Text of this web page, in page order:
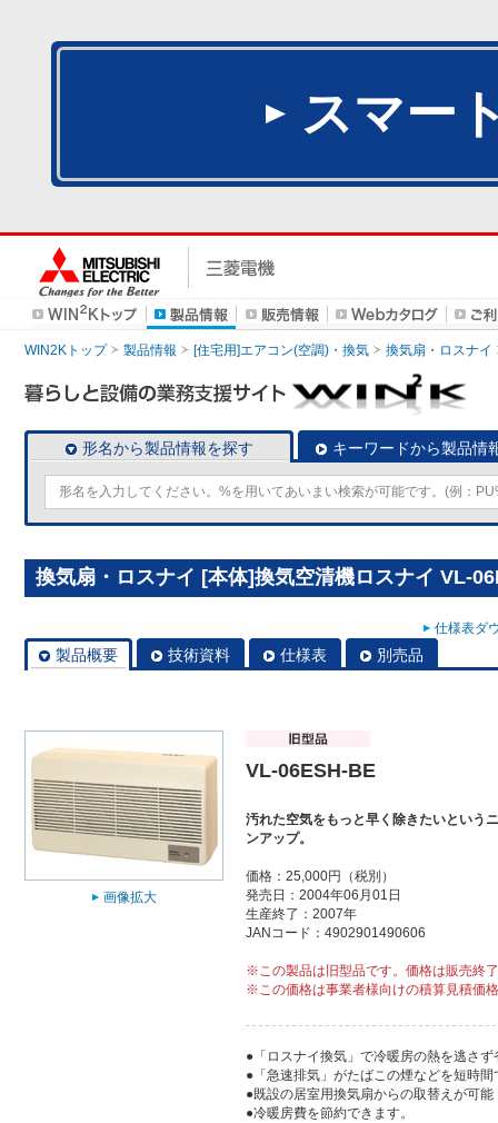
スマー
WIN2Kトップ 製品情報 [住宅用]エアコン(空調)・換気 換気扇・ロスナイ
形名から製品情報を探す キーワードから製品情
換気扇・ロスナイ [本体]換気空清機ロスナイ VL-
仕様表ダ
製品概要 技術資料 仕様表 別売品
画像拡大
VL-06ESH-BE
汚れた空気をもっと早く除きたいという
ンアップ。
価格：25,000円（税別）
発売日：2004年06月01日
生産終了：2007年
JANコード：4902901490606
※この製品は旧型品です。価格は販売終
※この価格は事業者様向けの積算見積価
●「ロスナイ換気」で冷暖房の熱を逃さず
●「急速排気」がたばこの煙などを短時間
●既設の居室用換気扇からの取替えが可能
●冷暖房費を節約できます。